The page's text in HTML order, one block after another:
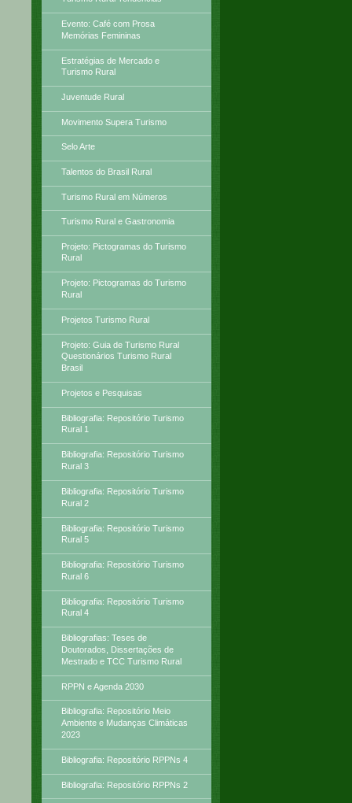
Evento: Café com Prosa
Memórias Femininas
Estratégias de Mercado e
Turismo Rural
Juventude Rural
Movimento Supera Turismo
Selo Arte
Talentos do Brasil Rural
Turismo Rural em Números
Turismo Rural e Gastronomia
Projeto: Pictogramas do Turismo
Rural
Projeto: Pictogramas do Turismo
Rural
Projetos Turismo Rural
Projeto: Guia de Turismo Rural
Questionários Turismo Rural
Brasil
Projetos e Pesquisas
Bibliografia: Repositório Turismo
Rural 1
Bibliografia: Repositório Turismo
Rural 3
Bibliografia: Repositório Turismo
Rural 2
Bibliografia: Repositório Turismo
Rural 5
Bibliografia: Repositório Turismo
Rural 6
Bibliografia: Repositório Turismo
Rural 4
Bibliografias: Teses de
Doutorados, Dissertações de
Mestrado e TCC Turismo Rural
RPPN e Agenda 2030
Bibliografia: Repositório Meio
Ambiente e Mudanças Climáticas
2023
Bibliografia: Repositório RPPNs 4
Bibliografia: Repositório RPPNs 2